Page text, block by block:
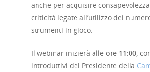
anche per acquisire
criticità legate all’utilizzo dei
strumenti in gioco.
Il webinar inizierà alle ore 11:00,
introduttivi del Presidente della